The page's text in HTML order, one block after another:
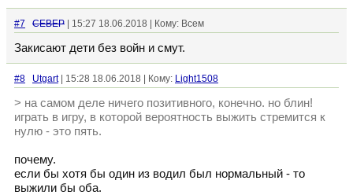
#7 CEBEP | 15:27 18.06.2018 | Кому: Всем
Закисают дети без войн и смут.
#8 Utgart| 15:28 18.06.2018 | Кому: Light1508
> на самом деле ничего позитивного, конечно. но блин!
играть в игру, в которой вероятность выжить стремится к
нулю - это пять.
почему.
если бы хотя бы один из водил был нормальный - то
выжили бы оба.